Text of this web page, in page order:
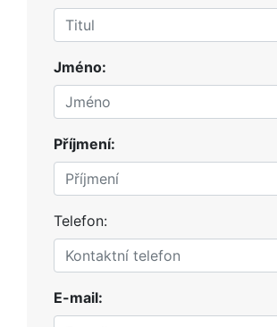
Jméno:
Příjmení:
Telefon:
E-mail: